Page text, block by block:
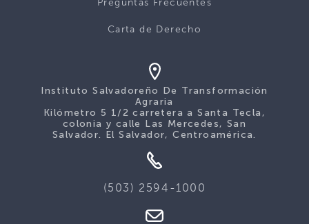
Carta de Derecho
Instituto Salvadoreño De Transformación
Agraria
Kilómetro 5 1/2 carretera a Santa Tecla,
colonia y calle Las Mercedes, San
Salvador. El Salvador, Centroamérica.
(503) 2594-1000